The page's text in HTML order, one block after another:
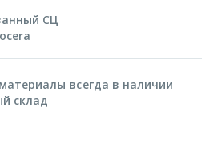
СЦ
всегда в наличии
склад